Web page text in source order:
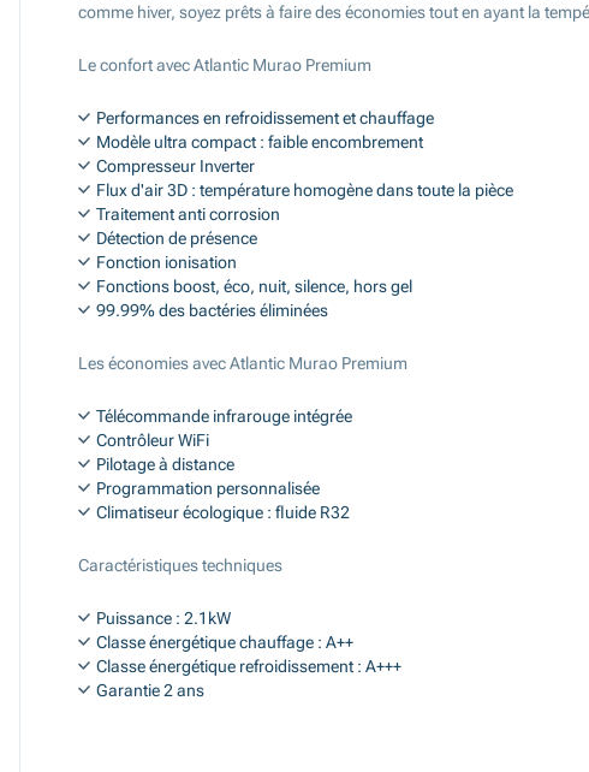
comme hiver, soyez prêts à faire des économies tout en ayant la
Le confort avec Atlantic Murao Premium
Performances en refroidissement et chauffage
Modèle ultra compact : faible encombrement
Compresseur Inverter
Flux d'air 3D : température homogène dans toute la pièce
Traitement anti corrosion
Détection de présence
Fonction ionisation
Fonctions boost, éco, nuit, silence, hors gel
99.99% des bactéries éliminées
Les économies avec Atlantic Murao Premium
Télécommande infrarouge intégrée
Contrôleur WiFi
Pilotage à distance
Programmation personnalisée
Climatiseur écologique : fluide R32
Caractéristiques techniques
Puissance : 2.1kW
Classe énergétique chauffage : A++
Classe énergétique refroidissement : A+++
Garantie 2 ans